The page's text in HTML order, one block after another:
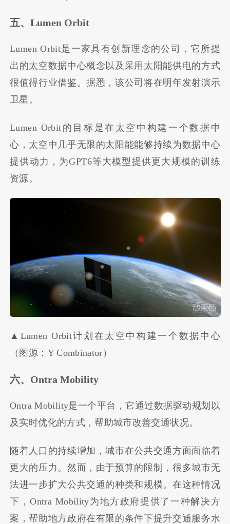
五、Lumen Orbit
Lumen Orbit是一家具有创新理念的公司，它所提
出的太空数据中心概念以及采用太阳能供电的方式
很值得行业借鉴。据悉，该公司将在明年发射演示
卫星。
Lumen Orbit的目标是在太空中构建一个数据中
心，太空中几乎无限的太阳能能够持续为数据中心
提供动力，为GPT6等大模型提供更大规模的训练
资源。
▲Lumen Orbit计划在太空中构建一个数据中心
（图源：Y Combinator）
六、Ontra Mobility
Ontra Mobility是一个平台，它通过数据驱动规划以
及实时优化的方式，帮助城市改善交通状况。
随着人口的持续增加，城市在公共交通方面面临着
更大的压力。然而，由于预算的限制，很多城市无
法进一步扩大公共交通的种类和规模。在这种情况
下，Ontra Mobility为地方政府提供了一种解决方
案，帮助地方政府在有限的条件下提升交通服务水